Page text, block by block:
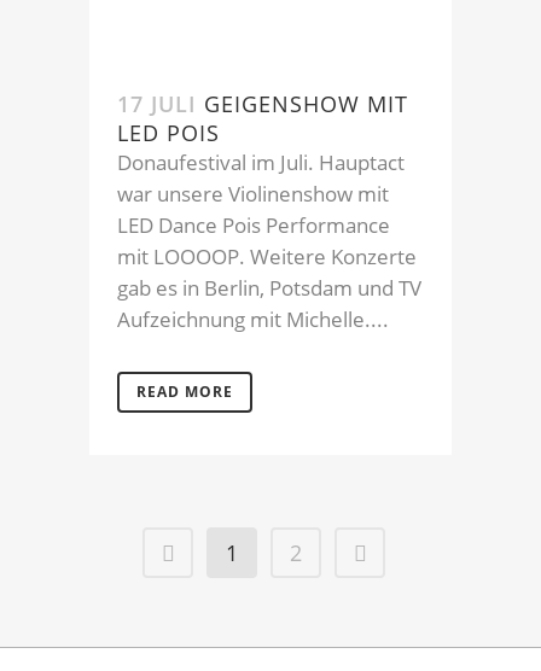
17 JULI GEIGENSHOW MIT
LED POIS
Donaufestival im Juli. Hauptact
war unsere Violinenshow mit
LED Dance Pois Performance
mit LOOOOP. Weitere Konzerte
gab es in Berlin, Potsdam und TV
Aufzeichnung mit Michelle....
READ MORE
1 2